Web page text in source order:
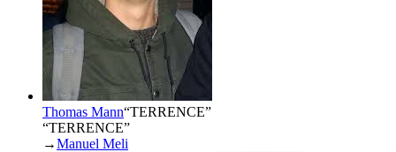
Thomas Mann“TERRENCE”
“TERRENCE”
→Manuel Meli